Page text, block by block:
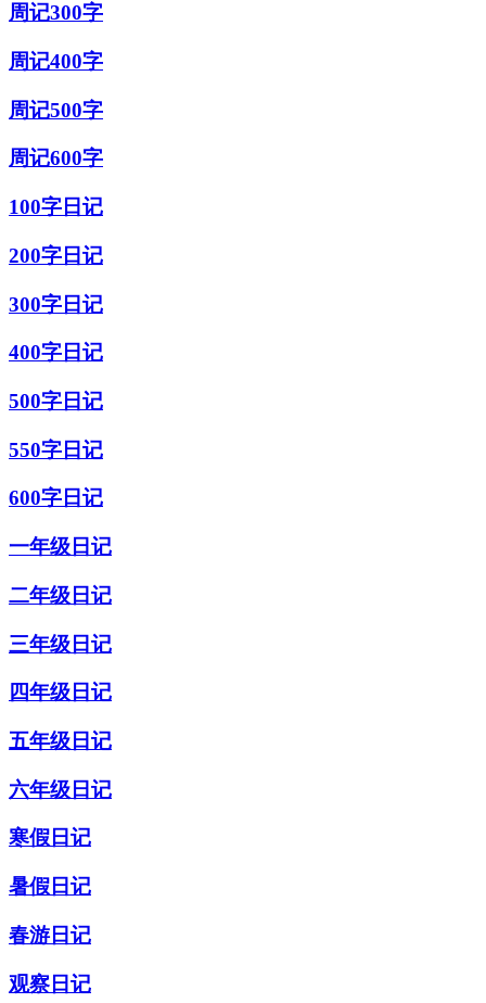
周记300字
周记400字
周记500字
周记600字
100字日记
200字日记
300字日记
400字日记
500字日记
550字日记
600字日记
一年级日记
二年级日记
三年级日记
四年级日记
五年级日记
六年级日记
寒假日记
暑假日记
春游日记
观察日记